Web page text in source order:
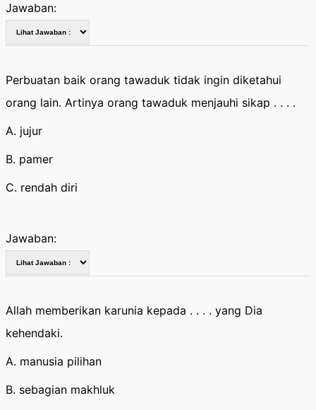
Jawaban:
Perbuatan baik orang tawaduk tidak ingin diketahui
orang lain. Artinya orang tawaduk menjauhi sikap . . . .
A. jujur
B. pamer
C. rendah diri
Jawaban:
Allah memberikan karunia kepada . . . . yang Dia
kehendaki.
A. manusia pilihan
B. sebagian makhluk